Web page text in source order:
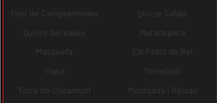
Fost de Campsentelles
Quirze Safaja
Quirze del Vallès
Matadepera
Masquefa
Els Prats de Rei
Tiana
Torrelavit
Torre de Claramunt
Montcada i Reixac